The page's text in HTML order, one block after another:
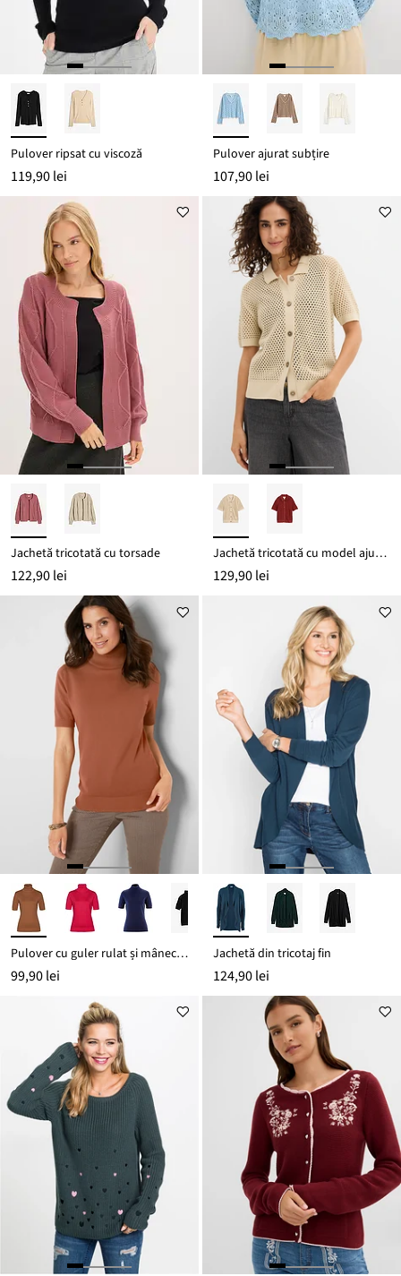
Pulover ripsat cu viscoză
119,90 lei
Pulover ajurat subțire
107,90 lei
Jachetă tricotată cu torsade
122,90 lei
Jachetă tricotată cu model ajurat din amestec cu bumbac și in
129,90 lei
Pulover cu guler rulat și mânecă scurtă
99,90 lei
Jachetă din tricotaj fin
124,90 lei